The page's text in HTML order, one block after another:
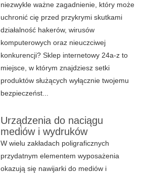
niezwykle ważne zagadnienie, który może
uchronić cię przed przykrymi skutkami
działalność hakerów, wirusów
komputerowych oraz nieuczciwej
konkurencji? Sklep internetowy 24a-z to
miejsce, w którym znajdziesz setki
produktów służących wyłącznie twojemu
bezpieczeńst...
Urządzenia do naciągu
mediów i wydruków
W wielu zakładach poligraficznych
przydatnym elementem wyposażenia
okazują się nawijarki do mediów i